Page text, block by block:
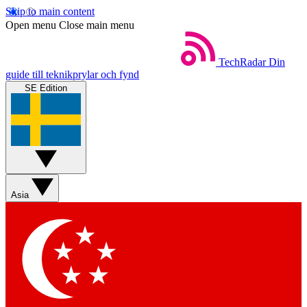
Skip to main content
Open menu Close main menu
TechRadar Din
guide till teknikprylar och fynd
SE Edition
Asia